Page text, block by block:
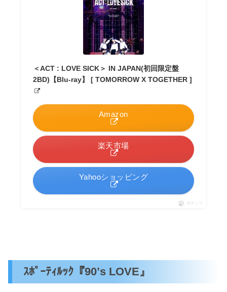
＜ACT : LOVE SICK＞ IN JAPAN(初回限定盤
2BD)【Blu-ray】 [ TOMORROW X TOGETHER ]
Amazon
楽天市場
Yahooショッピング
ポチップ
ｽﾎﾟｰﾃｨﾙｯｸ『90’s LOVE』